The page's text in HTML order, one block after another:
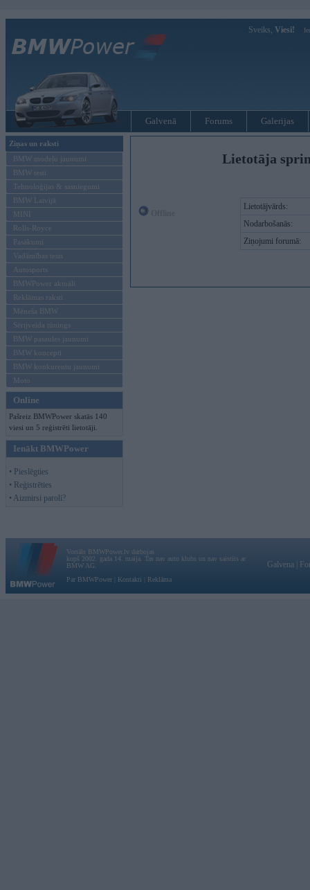
Sveiks, Viesi!
Galvenā Forums Galerijas
Ziņas un raksti
BMW modeļu jaunumi
BMW testi
Tehnoloģijas & sasniegumi
BMW Latvijā
MINI
Rolls-Royce
Pasākumi
Vadāmības tests
Autosports
BMWPower aktuāli
Reklāmas raksti
Mēneša BMW
Sērijveida tūnings
BMW pasaules jaunumi
BMW koncepti
BMW konkurentu jaunumi
Moto
Online
Pašreiz BMWPower skatās 140
viesi un 5 reģistrēti lietotāji.
Ienākt BMWPower
• Pieslēgties
• Reģistrēties
• Aizmirsi paroli?
Lietotāja
Lietotājvārds:
Nodarbošanās:
Ziņojumi forumā:
Vortāls BMWPower.lv darbojas
kopš 2002. gada 14. maija. Tas nav auto klubs un nav saistīts ar
BMW AG.
Par BMWPower
Kontakti Reklāma
Galvena